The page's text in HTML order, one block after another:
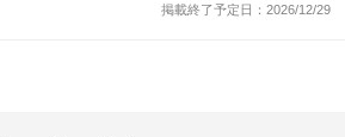
掲載終了予定日：2026/12/29